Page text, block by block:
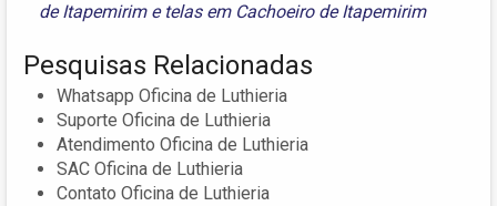
de Itapemirime telas em Cachoeiro de Itapemirim
Pesquisas Relacionadas
Whatsapp Oficina de Luthieria
Suporte Oficina de Luthieria
Atendimento Oficina de Luthieria
SAC Oficina de Luthieria
Contato Oficina de Luthieria